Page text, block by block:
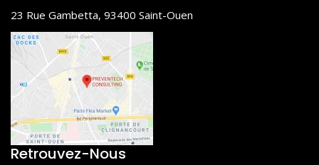
23 Rue Gambetta, 93400 Saint-Ouen
Retrouvez-Nous